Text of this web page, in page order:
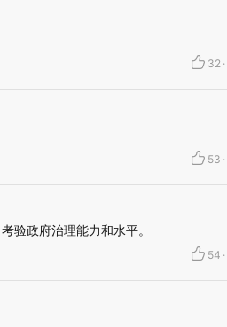
32 ·
53 ·
验政府治理能力和水平。
54 ·